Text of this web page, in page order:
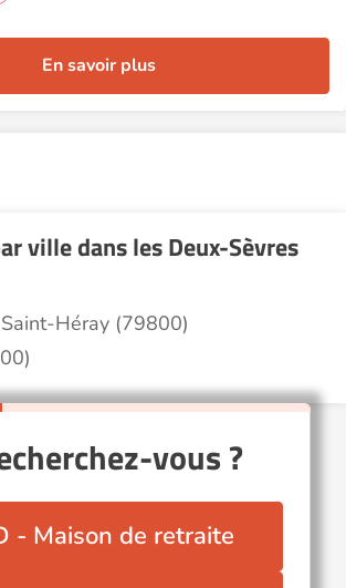
En savoir plus
ville dans les Deux-Sèvres
Héray (79800)
vous ?
- Maison de retraite